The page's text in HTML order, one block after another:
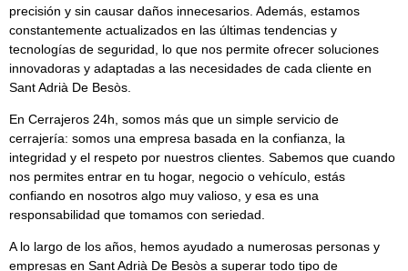
precisión y sin causar daños innecesarios. Además, estamos
constantemente actualizados en las últimas tendencias y
tecnologías de seguridad, lo que nos permite ofrecer soluciones
innovadoras y adaptadas a las necesidades de cada cliente en
Sant Adrià De Besòs.
En Cerrajeros 24h , somos más que un simple servicio de
cerrajería: somos una empresa basada en la confianza, la
integridad y el respeto por nuestros clientes. Sabemos que cuando
nos permites entrar en tu hogar, negocio o vehículo, estás
confiando en nosotros algo muy valioso, y esa es una
responsabilidad que tomamos con seriedad.
A lo largo de los años, hemos ayudado a numerosas personas y
empresas en Sant Adrià De Besòs a superar todo tipo de